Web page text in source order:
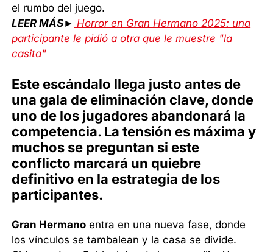
el rumbo del juego.
LEER MÁS► Horror en Gran Hermano 2025: una
participante le pidió a otra que le muestre "la
casita"
Este escándalo llega justo antes de
una gala de eliminación clave, donde
uno de los jugadores abandonará la
competencia. La tensión es máxima y
muchos se preguntan si este
conflicto marcará un quiebre
definitivo en la estrategia de los
participantes.
Gran Hermano entra en una nueva fase, donde
los vínculos se tambalean y la casa se divide.